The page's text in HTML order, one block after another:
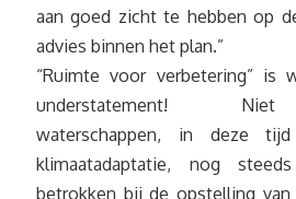
aan goed zicht te hebben op
advies binnen het plan.”
“Ruimte voor verbetering” is
understatement! Niet
waterschappen, in deze
klimaatadaptatie, nog
betrokken bij de opstelling van